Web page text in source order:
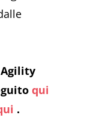
qui
.